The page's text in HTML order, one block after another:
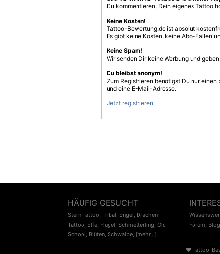
Du kommentieren, Dein eigenes Tattoo
Keine Kosten!
Tattoo-Bewertung.de ist absolut
Es gibt keine Kosten, keine Abo-Fallen
Keine Spam!
Wir senden Dir keine Werbung und
Du bleibst anonym!
Zum Registrieren benötigst Du nur einen
und eine E-Mail-Adresse.
Jetzt registrieren
HÄUFIG GESUCHT
Stern Tattoo, Tribal, Engel, Drachen
Tattoo, Elfe, Flügel, Schmetterling, Old
School, Blüten, Schwalbe, [mehr...]
Forum, Blog
♥ Tattoo-